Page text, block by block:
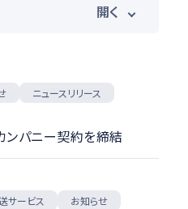
ニュースリリース
ンパニー契約を締結
サービス お知らせ